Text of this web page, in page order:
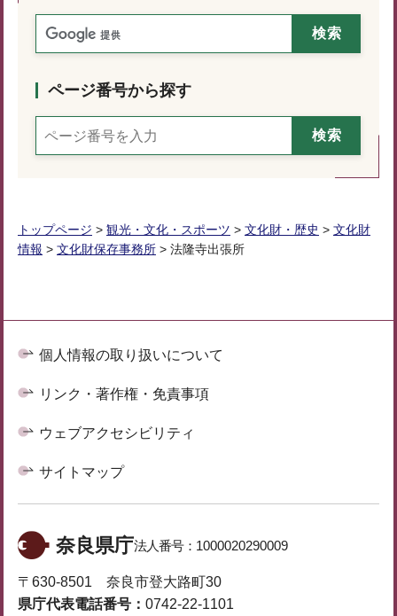
ページ番号から探す
トップページ > 観光・文化・スポーツ > 文化財・歴史 > 文化財
情報 > 文化財保存事務所 > 法隆寺出張所
個人情報の取り扱いについて
リンク・著作権・免責事項
ウェブアクセシビリティ
サイトマップ
奈良県庁法人番号： 1000020290009
〒630-8501 奈良市登大路町30
県庁代表電話番号： 0742-22-1101